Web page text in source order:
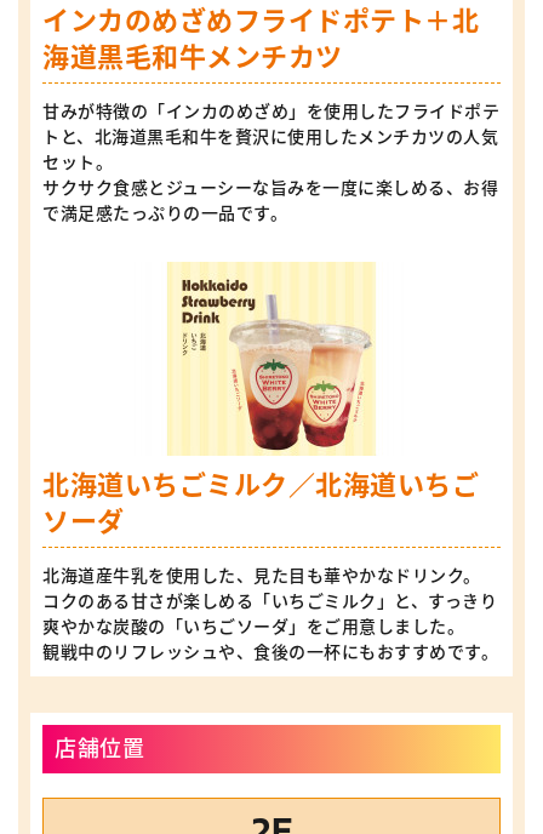
インカのめざめフライドポテト＋北
海道黒毛和牛メンチカツ
甘みが特徴の「インカのめざめ」を使用したフライドポテ
トと、北海道黒毛和牛を贅沢に使用したメンチカツの人気
セット。
サクサク食感とジューシーな旨みを一度に楽しめる、お得
で満足感たっぷりの一品です。
北海道いちごミルク／北海道いちご
ソーダ
北海道産牛乳を使用した、見た目も華やかなドリンク。
コクのある甘さが楽しめる「いちごミルク」と、すっきり
爽やかな炭酸の「いちごソーダ」をご用意しました。
観戦中のリフレッシュや、食後の一杯にもおすすめです。
店舗位置